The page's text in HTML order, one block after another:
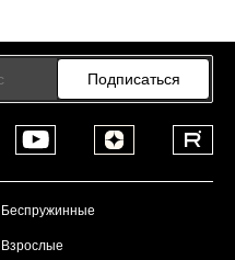
Подписаться
Беспружинные
Взрослые